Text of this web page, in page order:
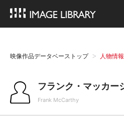
映像作品データベーストップ 人物情
フランク・マッカー
Frank McCarthy